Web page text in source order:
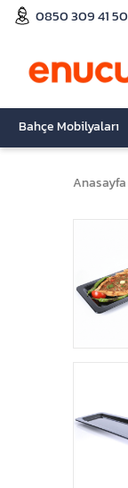
0850 309 41 50
Bahçe Mobilyaları
Anasayfa